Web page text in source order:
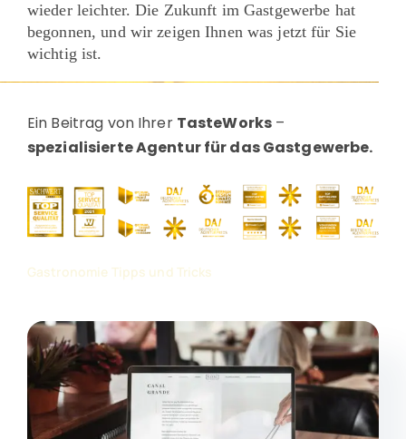
wieder leichter. Die Zukunft im Gastgewerbe hat
begonnen, und wir zeigen Ihnen was jetzt für Sie
wichtig ist.
Ein Beitrag von Ihrer TasteWorks –
spezialisierte Agentur für das Gastgewerbe.
Gastronomie Tipps und Tricks